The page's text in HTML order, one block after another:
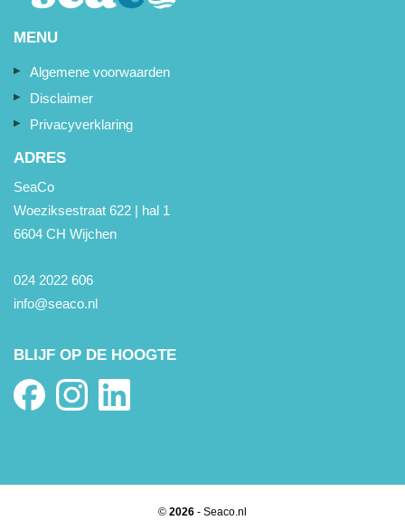
MENU
Algemene voorwaarden
Disclaimer
Privacyverklaring
ADRES
SeaCo
Woeziksestraat 622 | hal 1
6604 CH Wijchen
024 2022 606
info@seaco.nl
BLIJF OP DE HOOGTE
© 2026 - Seaco.nl